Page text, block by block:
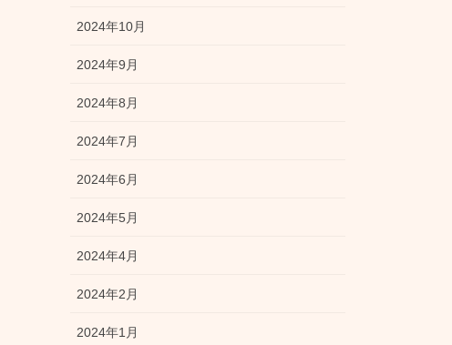
2024年10月
2024年9月
2024年8月
2024年7月
2024年6月
2024年5月
2024年4月
2024年2月
2024年1月